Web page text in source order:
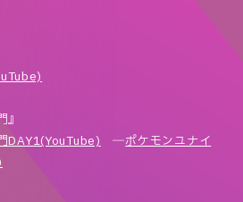
DAY1(YouTube)―ポケモンユナイ